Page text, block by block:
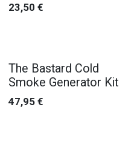
23,50 €
The Bastard Cold
Smoke Generator Kit
47,95€